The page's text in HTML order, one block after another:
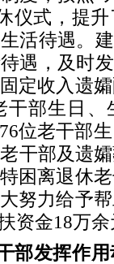
仪式，提
活待遇。
遇，及时
定收入遗
部生日、
位老干部
干部及遗
困离退休
努力给予
资金18万
部发挥作